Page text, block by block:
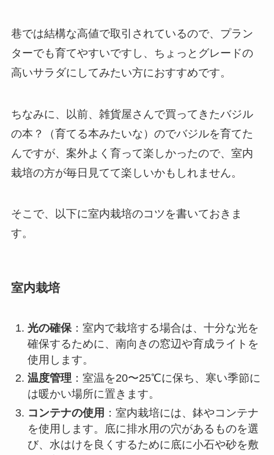
巷では結構な高値で取引されているので、プラン
ターでも育てやすいですし、ちょっとグレードの
高いサラダにしてみたい方におすすめです。
ちなみに、以前、雑貨屋さんで買ってきたバジル
の本？（育てる本みたいな）のでバジルを育てた
んですが、案外よく育って楽しかったので、室内
栽培の方が毎日見てて楽しいかもしれません。
そこで、以下に室内栽培のコツを書いておきま
す。
室内栽培
光の確保：室内で栽培する場合は、十分な光を
確保するために、南向きの窓辺や育成ライトを
使用します。
温度管理 ：室温を20〜25℃に保ち、寒い季節に
は暖かい場所に置きます。
コンテナの使用 ：室内栽培には、鉢やコンテナ
を使用します。底に排水用の穴があるものを選
び、水はけを良くするために底に小石や砂を敷